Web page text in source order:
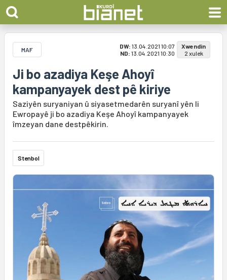
MAF DW: 13.04.2021 10:07
ND: 13.04.2021 10:30
Xwendin
2 xulek
Ji bo azadiya Keşe Ahoyî
kampanyayek dest pê kiriye
Saziyên suryaniyan û siyasetmedarên suryanî yên li
Ewropayê ji bo azadiya Keşe Ahoyî kampanyayek
îmzeyan dane destpêkirin.
Stenbol